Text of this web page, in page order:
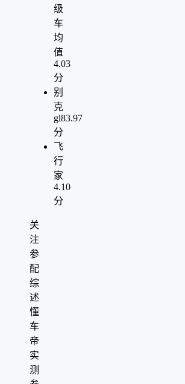
级
车
均
值
4.03
分
别
克
gl83.97
分
飞
行
家
4.10
分
关
注
参
配
综
述
懂
车
帝
实
测